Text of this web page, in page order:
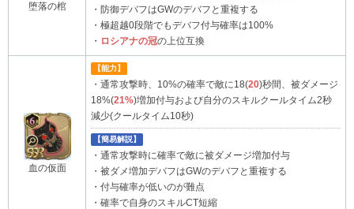
堕落の棺
・防御デバフはGWのデバフと重複する
・極超越0段階でもデバフ付与確率は100%
・ ロシアナの冠の上位互換
血の仮面
【能力】
・通常攻撃時、10%の確率で敵に18(20)秒間、被ダメージ
18%(21%)増加付与および自分のスキルクールタイム2秒
減少(クールタイム10秒)
【簡易解説】
・通常攻撃時に確率で敵に被ダメージ増加付与
・被ダメ増加デバフはGWのデバフと重複する
・付与確率が低いのが難点
・確率で自身のスキルCT短縮